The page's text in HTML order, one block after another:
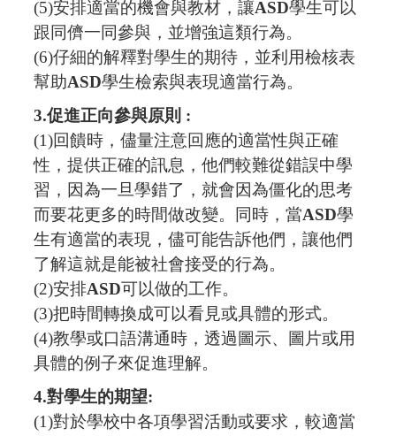
(5)安排適當的機會與教材，讓ASD學生可以
跟同儕一同參與，並增強這類行為。
(6)仔細的解釋對學生的期待，並利用檢核表
幫助ASD學生檢索與表現適當行為。
3.促進正向參與原則 :
(1)回饋時，儘量注意回應的適當性與正確
性，提供正確的訊息，他們較難從錯誤中學
習，因為一旦學錯了，就會因為僵化的思考
而要花更多的時間做改變。同時，當ASD學
生有適當的表現，儘可能告訴他們，讓他們
了解這就是能被社會接受的行為。
(2)安排ASD可以做的工作。
(3)把時間轉換成可以看見或具體的形式。
(4)教學或口語溝通時，透過圖示、圖片或用
具體的例子來促進理解。
4.對學生的期望:
(1)對於學校中各項學習活動或要求，較適當